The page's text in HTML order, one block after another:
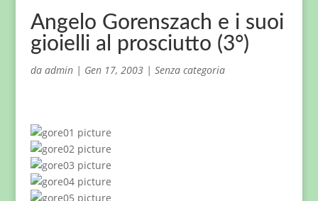
Angelo Gorenszach e i suoi
gioielli al prosciutto (3°)
da admin| Gen 17, 2003| Senza categoria